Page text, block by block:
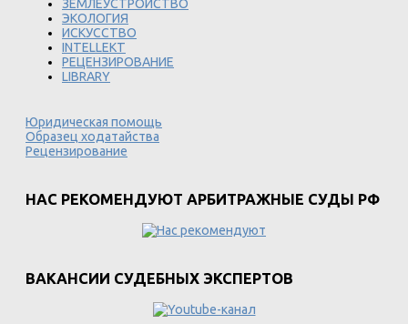
ЗЕМЛЕУСТРОЙСТВО
ЭКОЛОГИЯ
ИСКУССТВО
INTELLEKT
РЕЦЕНЗИРОВАНИЕ
LIBRARY
Юридическая помощь
Образец ходатайства
Рецензирование
НАС РЕКОМЕНДУЮТ АРБИТРАЖНЫЕ СУДЫ РФ
ВАКАНСИИ СУДЕБНЫХ ЭКСПЕРТОВ